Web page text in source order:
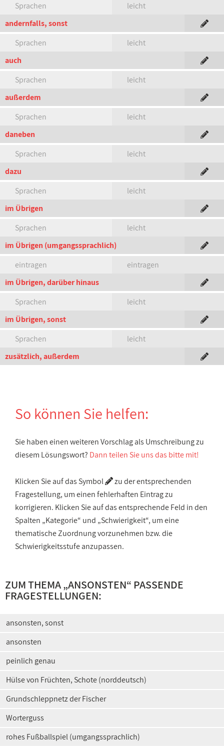
Sprachen
leicht
andernfalls, sonst
Sprachen
leicht
auch
Sprachen
leicht
außerdem
Sprachen
leicht
daneben
Sprachen
leicht
dazu
Sprachen
leicht
im Übrigen
Sprachen
leicht
im Übrigen (umgangssprachlich)
eintragen
eintragen
im Übrigen, darüber hinaus
Sprachen
leicht
im Übrigen, sonst
Sprachen
leicht
zusätzlich, außerdem
So können Sie helfen:
Sie haben einen weiteren Vorschlag als Umschreibung zu
diesem Lösungswort? Dann teilen Sie uns das bitte mit!
Klicken Sie auf das Symbol
zu der entsprechenden
Fragestellung, um einen fehlerhaften Eintrag zu
korrigieren. Klicken Sie auf das entsprechende Feld in den
Spalten „Kategorie“ und „Schwierigkeit“, um eine
thematische Zuordnung vorzunehmen bzw. die
Schwierigkeitsstufe anzupassen.
ZUM THEMA „ANSONSTEN“ PASSENDE
FRAGESTELLUNGEN:
ansonsten, sonst
ansonsten
peinlich genau
Hülse von Früchten, Schote (norddeutsch)
Grundschleppnetz der Fischer
Worterguss
rohes Fußballspiel (umgangssprachlich)